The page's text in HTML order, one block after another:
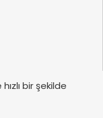
bir şekilde